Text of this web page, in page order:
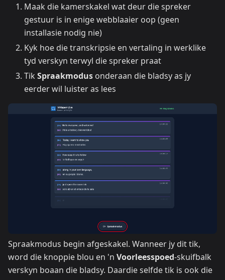
Maak die kamerskakel wat deur die spreker
gestuur is in enige webblaaier oop (geen
installasie nodig nie)
Kyk hoe die transkripsie en vertaling in werklike
tyd verskyn terwyl die spreker praat
Tik Spraakmodus onderaan die bladsy as jy
eerder wil luister as lees
Spraakmodus begin afgeskakel. Wanneer jy dit tik,
word die knoppie blou en 'n Voorleesspoed-skuifbalk
verskyn boaan die bladsy. Daardie selfde tik is ook die